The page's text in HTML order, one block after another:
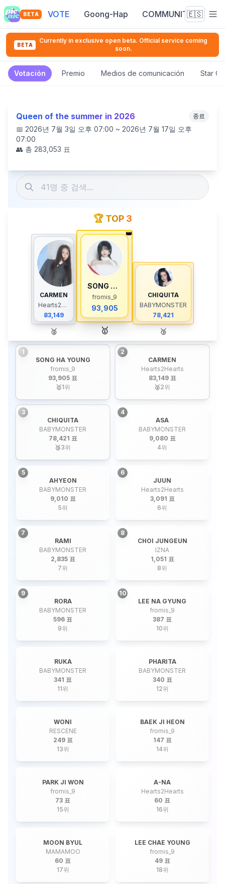
BETA VOTE Goong-Hap COMMUNITY🇪🇸
BETA
Currently in exclusive open beta. Official service coming
soon.
Votación Premio Medios de comunicación Star
Queen of the summer in 2026 종료
📅 2026년 7월 3일 오후 07:00 ~ 2026년 7월 17일 오후
07:00
👥 총 283,053 표
🏆 TOP 3
CARMEN
Hearts2Hearts
83,149
🥈
👑
SONG HA YOUNG
fromis_9
93,905
🥇
CHIQUITA
BABYMONSTER
78,421
🥉
1
SONG HA YOUNG
fromis_9
93,905 표
🥇1위
2
CARMEN
Hearts2Hearts
83,149 표
🥈2위
3
CHIQUITA
BABYMONSTER
78,421 표
🥉3위
4
ASA
BABYMONSTER
9,080 표
4위
5
AHYEON
BABYMONSTER
9,010 표
5위
6
JUUN
Hearts2Hearts
3,091 표
6위
7
RAMI
BABYMONSTER
2,835 표
7위
8
CHOI JUNGEUN
IZNA
1,051 표
8위
9
RORA
BABYMONSTER
596 표
9위
10
LEE NA GYUNG
fromis_9
387 표
10위
RUKA
BABYMONSTER
341 표
11위
PHARITA
BABYMONSTER
340 표
12위
WONI
RESCENE
249 표
13위
BAEK JI HEON
fromis_9
147 표
14위
PARK JI WON
fromis_9
73 표
15위
A-NA
Hearts2Hearts
60 표
16위
MOON BYUL
MAMAMOO
60 표
17위
LEE CHAE YOUNG
fromis_9
49 표
18위